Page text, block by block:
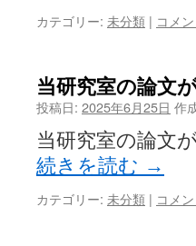
カテゴリー: 未分類 | コメ
当研究室の論文
投稿日: 2025年6月25日 作
当研究室の論文
続きを読む →
カテゴリー: 未分類 | コメ